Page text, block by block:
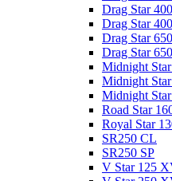
Drag Star
Drag Star
Drag Star
Drag Star
Midnight
Midnight
Midnight
Road Star
Royal Star
SR250 CL
SR250 SP
V Star 125